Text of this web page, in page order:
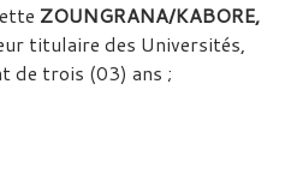
ZOUNGRANA/KABORE,
titulaire des Universités,
de trois (03) ans ;